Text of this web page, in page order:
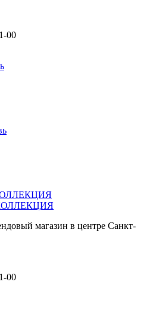
00
магазин в центре Санкт-
00